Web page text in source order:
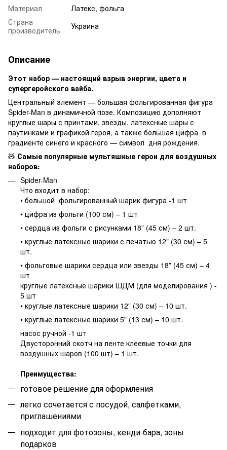
Материал
Латекс, фольга
Страна
производитель
Украина
Описание
Этот набор — настоящий взрыв энергии, цвета и
супергеройского вайба.
Центральный элемент — большая фольгированная фигура
Spider-Man в динамичной позе. Композицию дополняют
круглые шары с принтами, звёзды, латексные шары с
паутинками и графикой героя, а также большая цифра в
градиенте синего и красного — символ дня рождения.
🧸 Самые популярные мультяшные герои для воздушных
наборов:
Spider-Man
Что входит в набор:
• большой фольгированный шарик фигура -1 шт
• цифра из фольги (100 см) – 1 шт
• сердца из фольги с рисунками 18” (45 см) – 2 шт.
• круглые латексные шарики с печатью 12" (30 см) – 5
шт.
• фольговые шарики сердца или звезды 18” (45 см) – 4
шт
круглые латексные шарики ШДМ (для моделирования ) -
5 шт
• круглые латексные шарики 12" (30 см) – 10 шт.
• круглые латексные шарики 5" (13 см) – 10 шт.
насос ручной -1 шт
Двусторонний скотч на ленте клеевые точки для
воздушных шаров (100 шт) – 1 шт.
Преимущества:
готовое решение для оформления
легко сочетается с посудой, салфетками,
приглашениями
подходит для фотозоны, кенди-бара, зоны
подарков